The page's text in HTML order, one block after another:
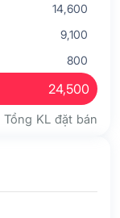
14,600
9,100
800
24,500
Tổng KL đặt bán